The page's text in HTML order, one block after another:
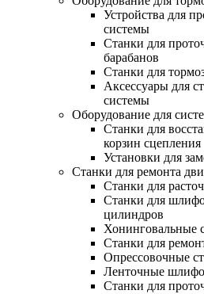
Устройства для
системы
Станки для
барабанов
Станки для
Аксессуары для
системы
Оборудование для
Станки для
корзин сцепления
Установки для
Станки для ремонта
Станки для
Станки для
цилиндров
Хонинговальные
Станки для
Опрессовочные
Ленточные
Станки для